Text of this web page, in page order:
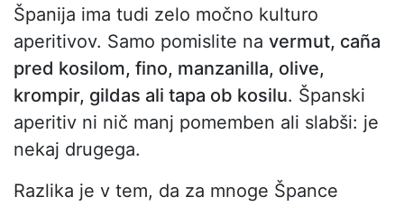
Španija ima tudi zelo močno kulturo
aperitivov. Samo pomislite na vermut, caña
pred kosilom, fino, manzanilla, olive,
krompir, gildas ali tapa ob kosilu. Španski
aperitiv ni nič manj pomemben ali slabši: je
nekaj drugega.
Razlika je v tem, da za mnoge Špance